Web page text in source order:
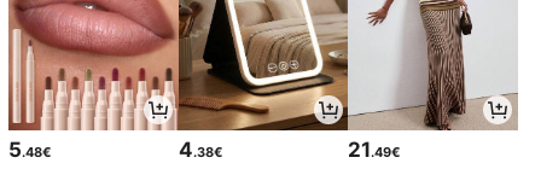
5.48€ 4.38€ 21.49€